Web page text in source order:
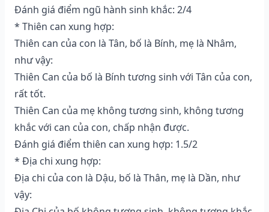
Đánh giá điểm ngũ hành sinh khắc: 2/4
* Thiên can xung hợp:
Thiên can của con là Tân, bố là Bính, mẹ là Nhâm,
như vậy:
Thiên Can của bố là Bính tương sinh với Tân của con,
rất tốt.
Thiên Can của mẹ không tương sinh, không tương
khắc với can của con, chấp nhận được.
Đánh giá điểm thiên can xung hợp: 1.5/2
* Địa chi xung hợp:
Địa chi của con là Dậu, bố là Thân, mẹ là Dần, như
vậy: